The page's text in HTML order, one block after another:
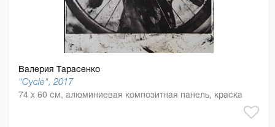
Валерия Тарасенко
"Cycle", 2017
74 x 60 см, алюминиевая композитная панель, краска